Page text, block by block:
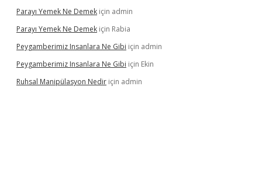
Parayı Yemek Ne Demek için admin
Parayı Yemek Ne Demek için Rabia
Peygamberimiz Insanlara Ne Gibi için admin
Peygamberimiz Insanlara Ne Gibi için Ekin
Ruhsal Manipülasyon Nedir için admin